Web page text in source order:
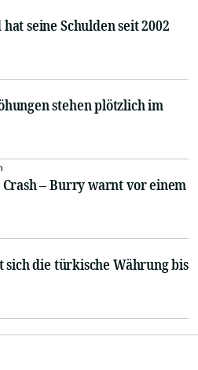
seine Schulden seit 2002
stehen plötzlich im
– Burry warnt vor einem
sich die türkische Währung bis